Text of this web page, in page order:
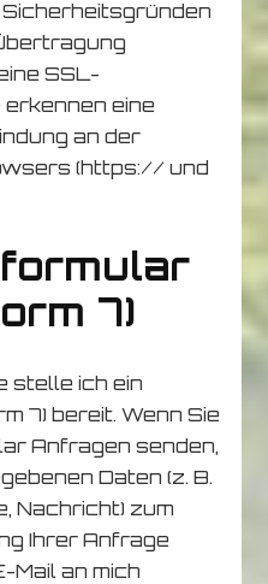
SSL-
eine
an der
(https:// und
7)
stelle ich ein
7) bereit. Wenn Sie
Anfragen senden,
Daten (z. B.
Nachricht) zum
Ihrer Anfrage
Mail an mich